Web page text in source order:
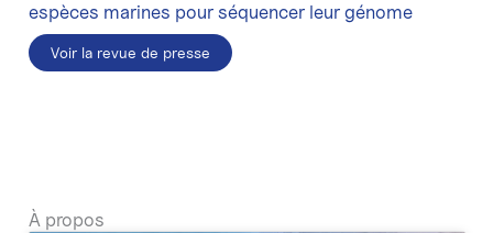
espèces marines pour séquencer leur génome
Voir la revue de presse
À propos